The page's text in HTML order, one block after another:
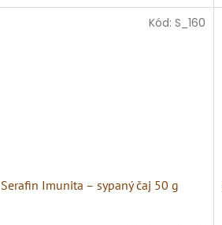
Serafin Imunita – sypaný čaj 50 g
Kód: S_160